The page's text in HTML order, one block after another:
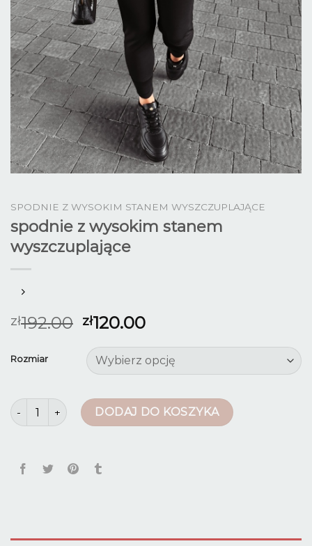
SPODNIE Z WYSOKIM STANEM WYSZCZUPLAJĄCE
spodnie z wysokim stanem
wyszczuplające
zł192.00 zł120.00
Rozmiar
ilość spodnie z wysokim stanem wyszczuplające
DODAJ DO KOSZYKA